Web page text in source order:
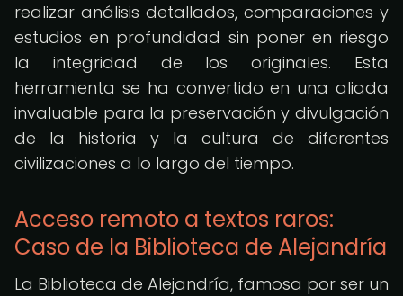
realizar análisis detallados, comparaciones y
estudios en profundidad sin poner en riesgo
la integridad de los originales. Esta
herramienta se ha convertido en una aliada
invaluable para la preservación y divulgación
de la historia y la cultura de diferentes
civilizaciones a lo largo del tiempo.
Acceso remoto a textos raros:
Caso de la Biblioteca de Alejandría
La Biblioteca de Alejandría, famosa por ser un